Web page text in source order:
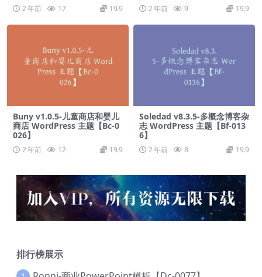
2 年前 17 19.9 2 年前 9 19.9
Buny v1.0.5-儿童商店和婴儿
商店 WordPress 主题【Bc-0
026】
2 年前 12 19.9
Soledad v8.3.5-多概念博客杂
志 WordPress 主题【Bf-013
6】
2 年前 8 19.9
排行榜展示